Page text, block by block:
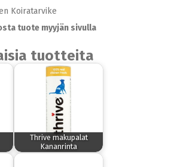
Koiratarvike
tuote myyjän sivulla
tuotteita
Thrive makupalat
Kananrinta